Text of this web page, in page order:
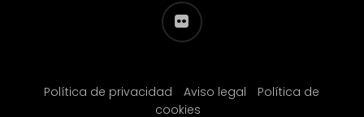
flickr
Política de privacidad Aviso legal
Política de
cookies